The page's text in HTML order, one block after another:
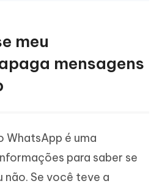
meu
mensagens
WhatsApp é uma
para saber se
não. Se você teve a